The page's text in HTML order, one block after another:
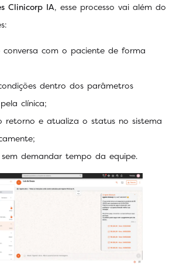
Clinicorp IA, esse processo vai além do
com o paciente de forma
dentro dos parâmetros
clínica;
retorno e atualiza o status no sistema
sem demandar tempo da equipe.